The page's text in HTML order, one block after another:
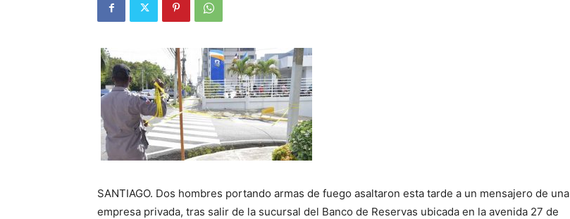
SANTIAGO. Dos hombres portando armas de fuego asaltaron esta tarde a un mensajero de una
empresa privada, tras salir de la sucursal del Banco de Reservas ubicada en la avenida 27 de